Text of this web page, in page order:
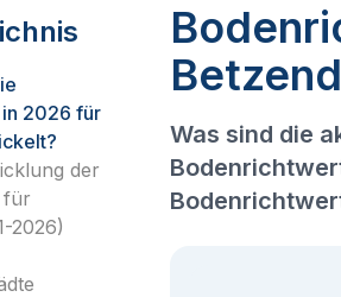
2026 für
der
für
2026)
Was sind die